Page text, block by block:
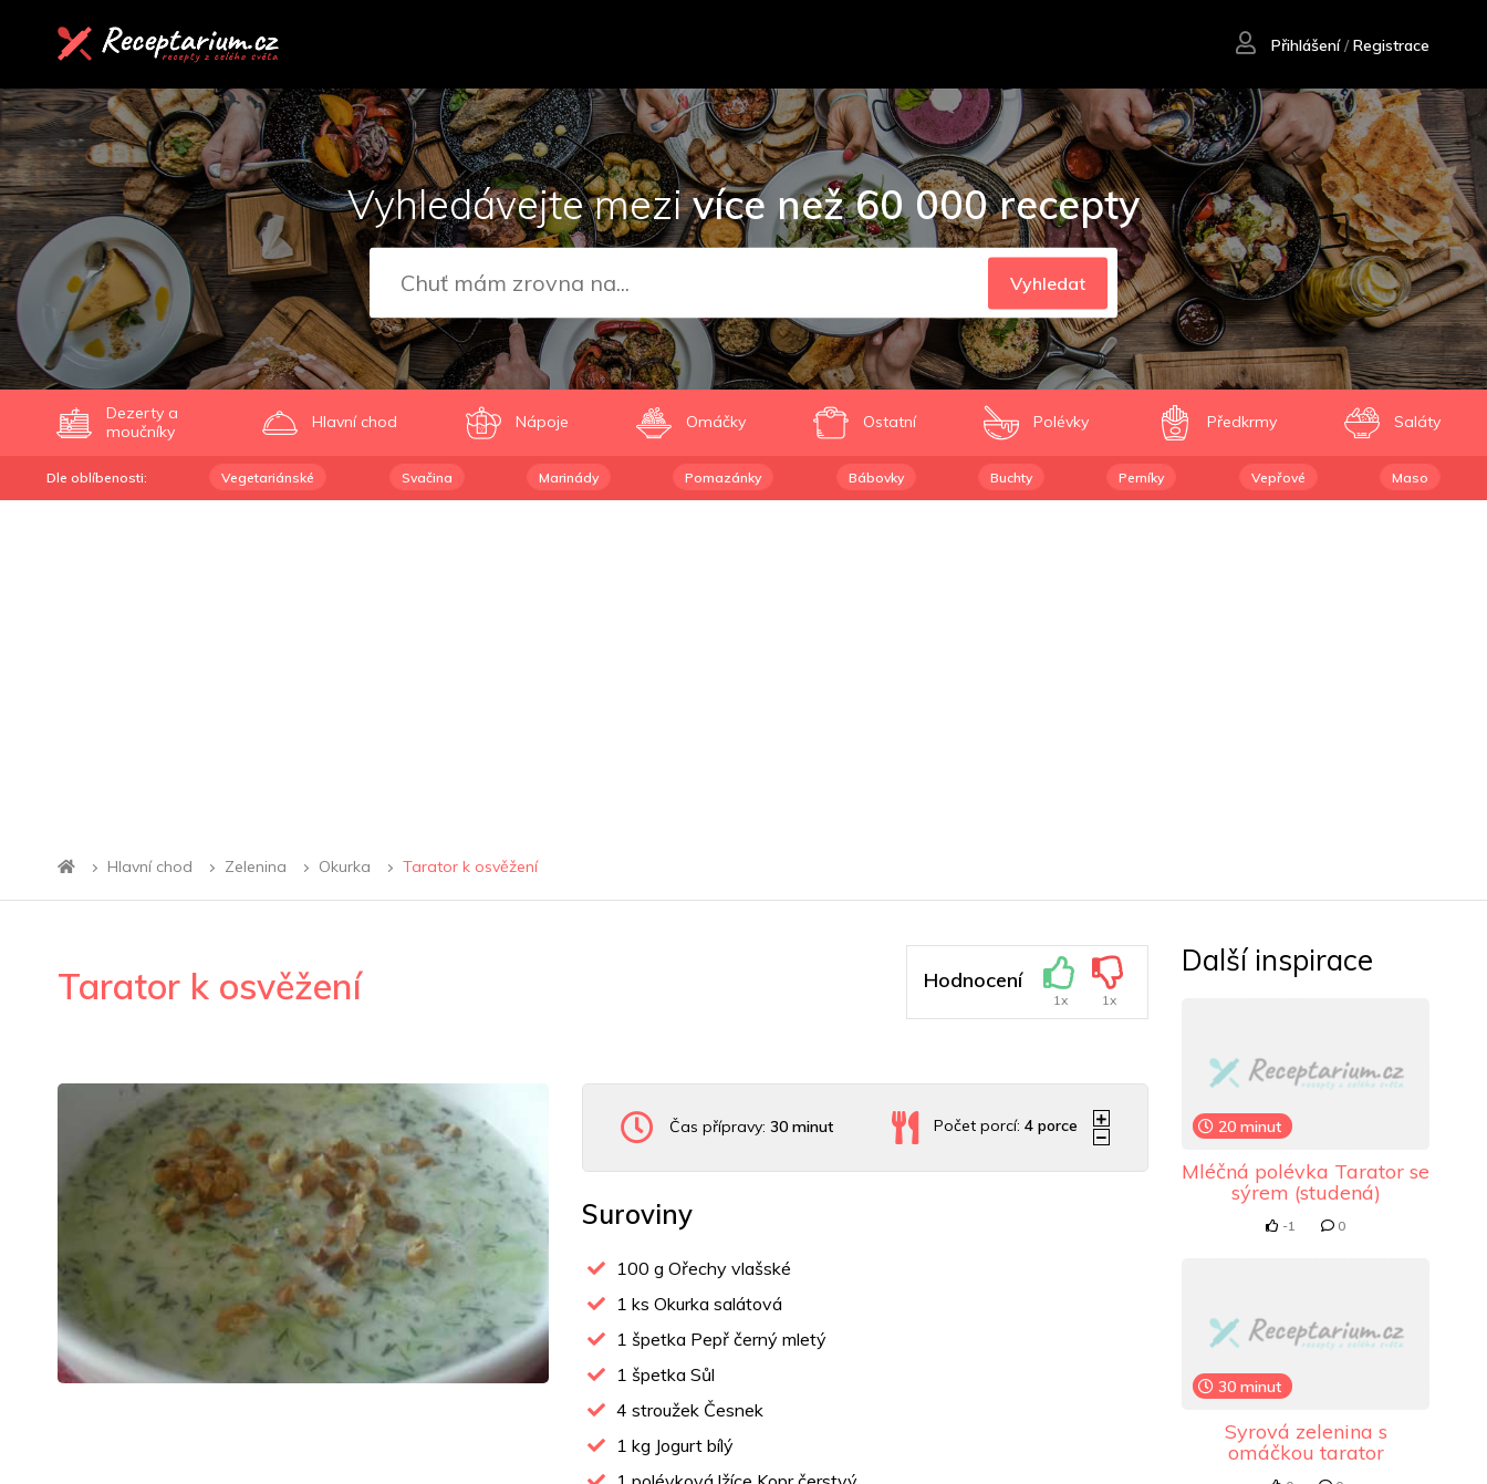
Přihlášení/Registrace
Vyhledávejte mezivíce než 60 000 recepty
Vyhledat
Dezerty a
moučníky
Hlavní chod Nápoje Omáčky Ostatní Polévky Předkrmy Saláty
Dle oblíbenosti: Vegetariánské Svačina Marinády Pomazánky Bábovky Buchty Perníky Vepřové Maso
Hlavní chod Zelenina Okurka Tarator k osvěžení
Tarator k osvěžení Hodnocení
1x 1x
Čas přípravy: 30 minut Počet porcí:4 porce
Suroviny
100 g Ořechy vlašské
1 ks Okurka salátová
1 špetka Pepř černý mletý
1 špetka Sůl
4 stroužek Česnek
1 kg Jogurt bílý
Další inspirace
20 minut
Mléčná polévka Tarator se
sýrem (studená)
-1 0
30 minut
Syrová zelenina s
omáčkou tarator